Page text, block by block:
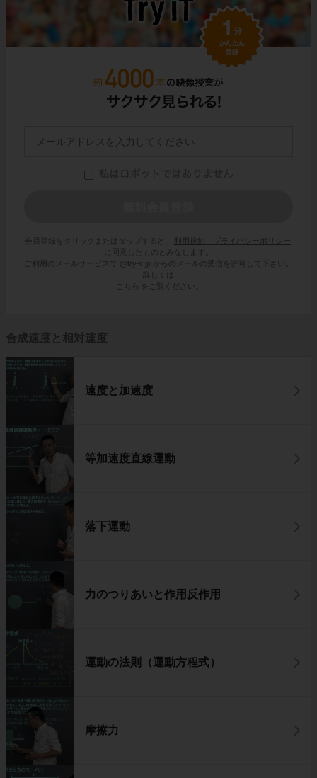
会員登録をクリックまたはタップすると、
利用規約・プライバシーポリシー
に同意したものとみなします。
ご利用のメールサービスで @try-it.jp からのメールの受信を許可して下さい。
詳しくは
こちら
をご覧ください。
合成速度と相対速度
速度と加速度
等加速度直線運動
落下運動
力のつりあいと作用反作用
運動の法則（運動方程式）
摩擦力